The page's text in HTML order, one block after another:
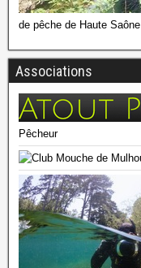
de pêche de Haute Saône
Associations
Pêcheur